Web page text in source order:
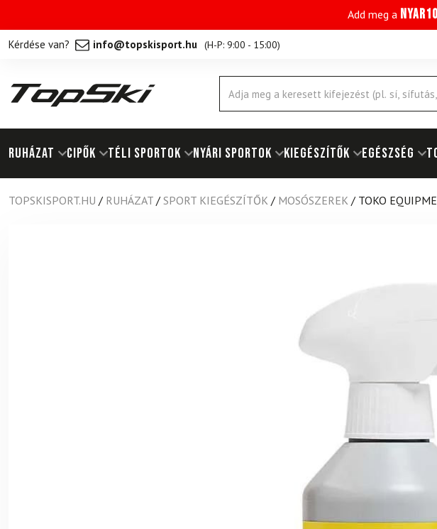
Add meg a NYAR10
Kérdése van? info@topskisport.hu (H-P: 9:00 - 15:00)
Products
search
RUHÁZAT Cipők TÉLI SPORTOK NYÁRI SPORTOK KIEGÉSZÍTŐK EGÉSZSÉG
TOPSKISPORT.HU / RUHÁZAT / SPORT KIEGÉSZÍTŐK / MOSÓSZEREK / TOKO